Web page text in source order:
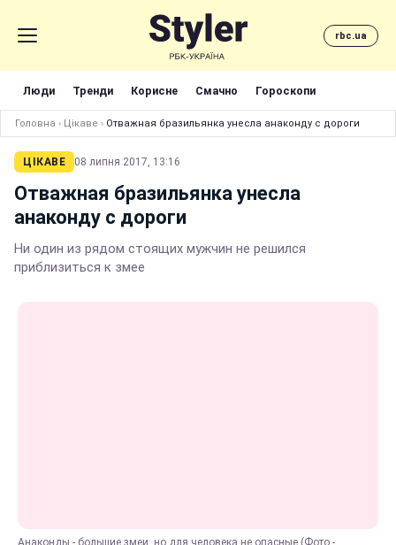
rbc.ua
Люди Тренди Корисне Смачно Гороскопи
Головна › Цікаве › Отважная бразильянка унесла анаконду с дороги
ЦІКАВЕ 08 липня 2017, 13:16
Отважная бразильянка унесла
анаконду с дороги
Ни один из рядом стоящих мужчин не решился
приблизиться к змее